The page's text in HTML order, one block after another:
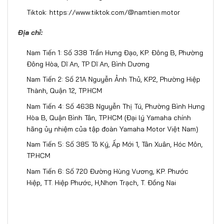
Tiktok:https://www.tiktok.com/@namtien.motor
Địa chỉ:
Nam Tiến 1: Số 338 Trần Hưng Đạo, KP. Đông B, Phường
Đông Hòa, Dĩ An, TP Dĩ An, Bình Dương
Nam Tiến 2: Số 21A Nguyễn Ảnh Thủ, KP2, Phường Hiệp
Thành, Quận 12, TP.HCM
Nam Tiến 4: Số 463B Nguyễn Thị Tú, Phường Bình Hưng
Hòa B, Quận Bình Tân, TP.HCM (Đại lý Yamaha chính
hãng ủy nhiệm của tập đoàn Yamaha Motor Việt Nam)
Nam Tiến 5: Số 385 Tô Ký, Ấp Mới 1, Tân Xuân, Hóc Môn,
TP.HCM
Nam Tiến 6: Số 720 Đường Hùng Vương, KP. Phước
Hiệp, TT. Hiệp Phước, H,Nhơn Trạch, T. Đồng Nai​​​